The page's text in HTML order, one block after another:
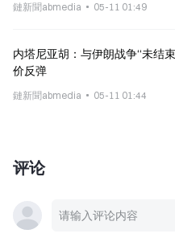
鏈新聞abmedia 05-11 01:49
内塔尼亚胡：与伊朗战争“未结
价反弹
鏈新聞abmedia 05-11 01:44
评论